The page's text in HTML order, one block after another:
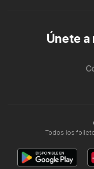
Únete
Todos los